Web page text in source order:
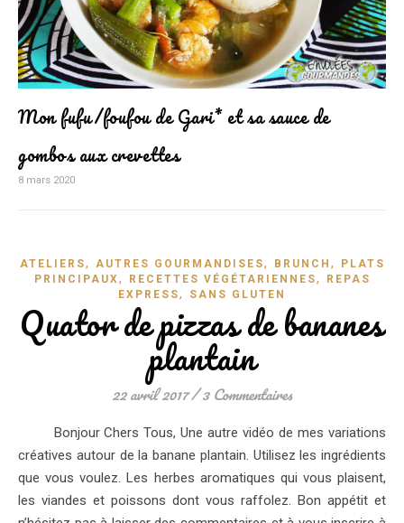
Mon fufu/foufou de Gari* et sa sauce de
gombos aux crevettes
8 mars 2020
ATELIERS, AUTRES GOURMANDISES, BRUNCH ,
PLATS
PRINCIPAUX, RECETTES VÉGÉTARIENNES,
REPAS
EXPRESS, SANS GLUTEN
Quator de pizzas de bananes
plantain
22 avril 2017/3 Commentaires
Bonjour Chers Tous, Une autre vidéo de mes variations
créatives autour de la banane plantain. Utilisez les ingrédients
que vous voulez. Les herbes aromatiques qui vous plaisent,
les viandes et poissons dont vous raffolez. Bon appétit et